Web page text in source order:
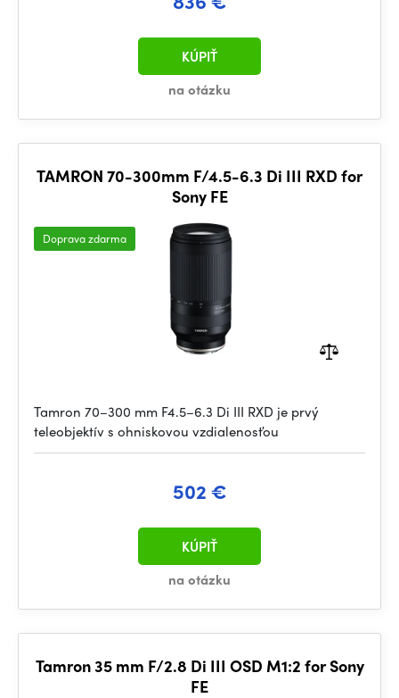
na otázku
KÚPIŤ
TAMRON 70-300mm F/4.5-6.3 Di III RXD for
Sony FE
Doprava zdarma
Tamron 70–300 mm F4.5–6.3 Di III RXD je prvý
teleobjektív s ohniskovou vzdialenosťou
502 €
na otázku
KÚPIŤ
Tamron 35 mm F/2.8 Di III OSD M1:2 for Sony
FE